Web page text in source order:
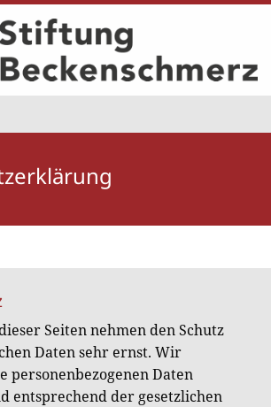
Seiten nehmen den Schutz
Daten sehr ernst. Wir
personenbezogenen Daten
entsprechend der gesetzlichen